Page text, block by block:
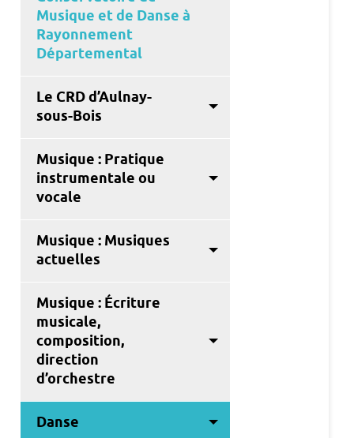
Musique et de Danse à
Rayonnement
Départemental
Le CRD d’Aulnay-
sous-Bois
Musique : Pratique
instrumentale ou
vocale
Musique : Musiques
actuelles
Musique : Écriture
musicale,
composition,
direction
d’orchestre
Danse